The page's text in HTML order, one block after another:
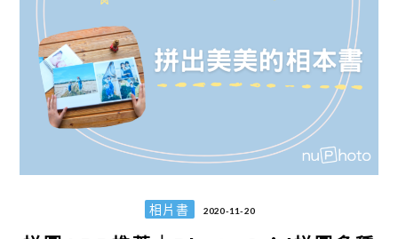
相片書 2020-11-20